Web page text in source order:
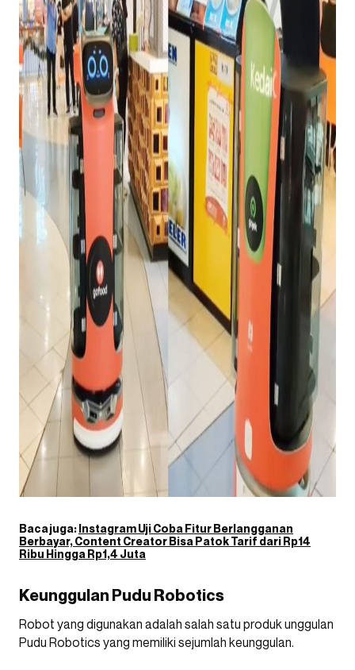
Baca juga:Instagram Uji Coba Fitur Berlangganan
Berbayar, Content Creator Bisa Patok Tarif dari Rp14
Ribu Hingga Rp1,4 Juta
Keunggulan Pudu Robotics
Robot yang digunakan adalah salah satu produk unggulan
Pudu Robotics yang memiliki sejumlah keunggulan.